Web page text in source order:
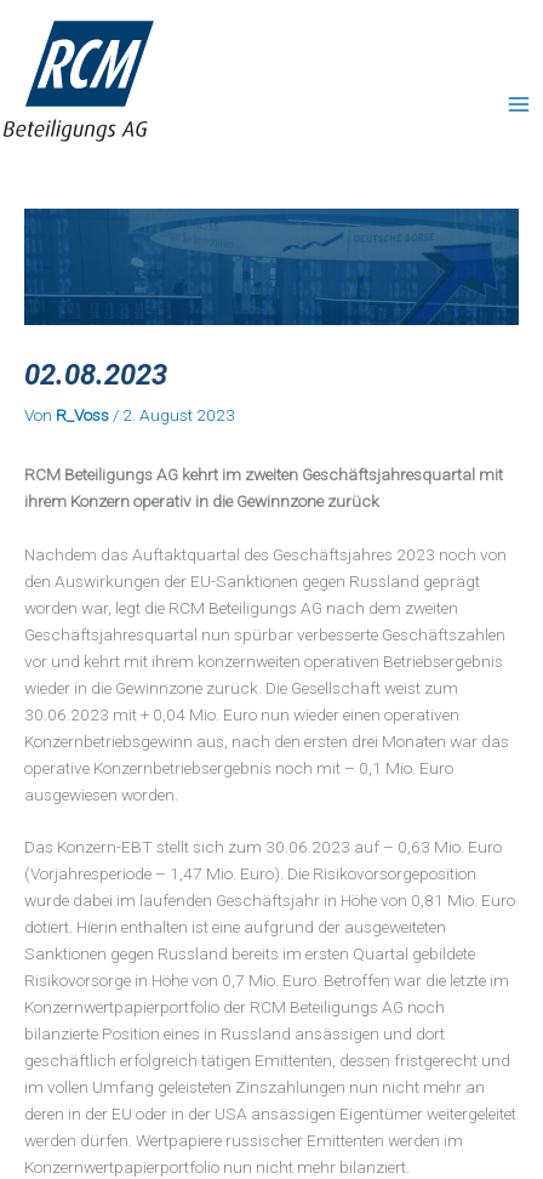
springen
02.08.2023
Von R_Voss/ 2. August 2023
RCM Beteiligungs AG kehrt im zweiten Geschäftsjahresquartal mit
ihrem Konzern operativ in die Gewinnzone zurück
Nachdem das Auftaktquartal des Geschäftsjahres 2023 noch von
den Auswirkungen der EU-Sanktionen gegen Russland geprägt
worden war, legt die RCM Beteiligungs AG nach dem zweiten
Geschäftsjahresquartal nun spürbar verbesserte Geschäftszahlen
vor und kehrt mit ihrem konzernweiten operativen Betriebsergebnis
wieder in die Gewinnzone zurück. Die Gesellschaft weist zum
30.06.2023 mit + 0,04 Mio. Euro nun wieder einen operativen
Konzernbetriebsgewinn aus, nach den ersten drei Monaten war das
operative Konzernbetriebsergebnis noch mit – 0,1 Mio. Euro
ausgewiesen worden.
Das Konzern-EBT stellt sich zum 30.06.2023 auf – 0,63 Mio. Euro
(Vorjahresperiode – 1,47 Mio. Euro). Die Risikovorsorgeposition
wurde dabei im laufenden Geschäftsjahr in Höhe von 0,81 Mio. Euro
dotiert. Hierin enthalten ist eine aufgrund der ausgeweiteten
Sanktionen gegen Russland bereits im ersten Quartal gebildete
Risikovorsorge in Höhe von 0,7 Mio. Euro. Betroffen war die letzte im
Konzernwertpapierportfolio der RCM Beteiligungs AG noch
bilanzierte Position eines in Russland ansässigen und dort
geschäftlich erfolgreich tätigen Emittenten, dessen fristgerecht und
im vollen Umfang geleisteten Zinszahlungen nun nicht mehr an
deren in der EU oder in der USA ansässigen Eigentümer weitergeleitet
werden dürfen. Wertpapiere russischer Emittenten werden im
Konzernwertpapierportfolio nun nicht mehr bilanziert.